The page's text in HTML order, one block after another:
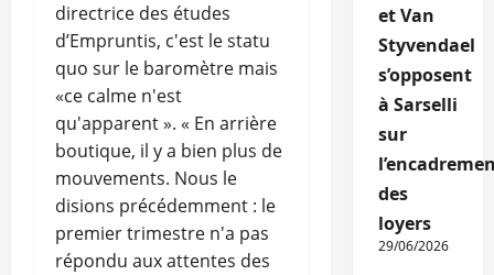
directrice des études
d’Empruntis, c'est le statu
quo sur le baromètre mais
«ce calme n'est
qu'apparent ». « En arrière
boutique, il y a bien plus de
mouvements. Nous le
disions précédemment : le
premier trimestre n'a pas
répondu aux attentes des
et Van
Styvendael
s’opposent
à Sarselli
sur
des
loyers
29/06/2026